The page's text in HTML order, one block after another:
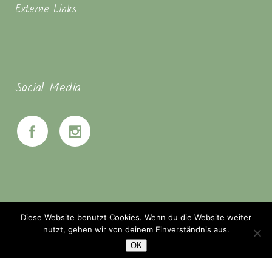
Externe Links
Social Media
© Seminarhaus Mahanbir - Zwischen Hannover & Braunschweig
Diese Website benutzt Cookies. Wenn du die Website weiter
nutzt, gehen wir von deinem Einverständnis aus.
OK